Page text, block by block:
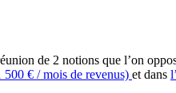
de 2 notions que l’on
500 € / mois de revenus) et dans